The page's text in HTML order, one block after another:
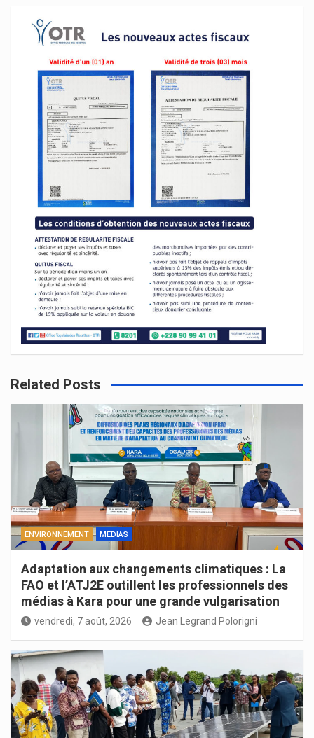
Related Posts
ENVIRONNEMENT MEDIAS
Adaptation aux changements climatiques : La
FAO et l’ATJ2E outillent les professionnels des
médias à Kara pour une grande vulgarisation
vendredi, 7 août, 2026 Jean Legrand Polorigni